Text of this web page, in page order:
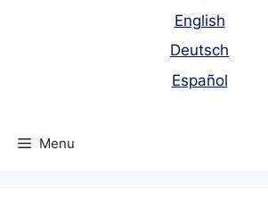
English
Deutsch
Español
Menu